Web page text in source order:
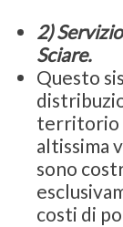
2)
Sciare.
Questo
territorio
altissima
sono
costi di